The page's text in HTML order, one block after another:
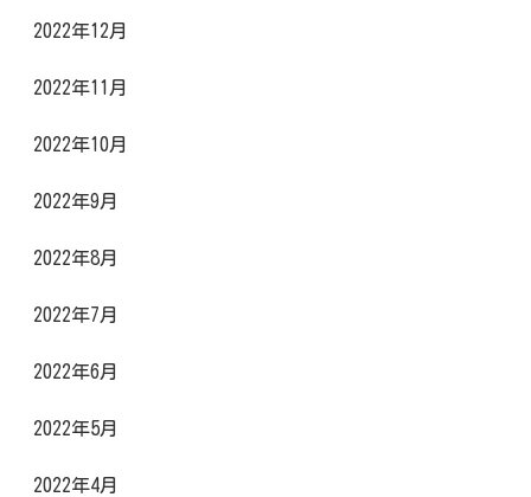
2022年12月
2022年11月
2022年10月
2022年9月
2022年8月
2022年7月
2022年6月
2022年5月
2022年4月